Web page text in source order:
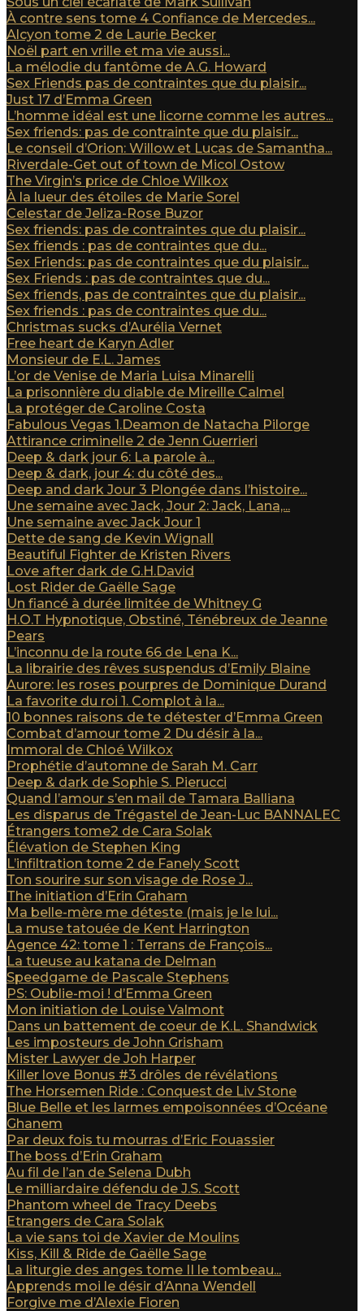
À contre sens tome 4 Confiance de Mercedes...
Alcyon tome 2 de Laurie Becker
Noël part en vrille et ma vie aussi...
La mélodie du fantôme de A.G. Howard
Sex Friends pas de contraintes que du plaisir...
Just 17 d’Emma Green
L’homme idéal est une licorne comme les autres...
Sex friends: pas de contrainte que du plaisir...
Le conseil d’Orion: Willow et Lucas de Samantha...
Riverdale-Get out of town de Micol Ostow
The Virgin’s price de Chloe Wilkox
À la lueur des étoiles de Marie Sorel
Celestar de Jeliza-Rose Buzor
Sex friends: pas de contraintes que du plaisir...
Sex friends : pas de contraintes que du...
Sex Friends: pas de contraintes que du plaisir...
Sex Friends : pas de contraintes que du...
Sex friends, pas de contraintes que du plaisir...
Sex friends : pas de contraintes que du...
Christmas sucks d’Aurélia Vernet
Free heart de Karyn Adler
Monsieur de E.L. James
L’or de Venise de Maria Luisa Minarelli
La prisonnière du diable de Mireille Calmel
La protéger de Caroline Costa
Fabulous Vegas 1.Deamon de Natacha Pilorge
Attirance criminelle 2 de Jenn Guerrieri
Deep & dark jour 6: La parole à...
Deep & dark, jour 4: du côté des...
Deep and dark Jour 3 Plongée dans l’histoire...
Une semaine avec Jack, Jour 2: Jack, Lana,...
Une semaine avec Jack Jour 1
Dette de sang de Kevin Wignall
Beautiful Fighter de Kristen Rivers
Love after dark de G.H.David
Lost Rider de Gaëlle Sage
Un fiancé à durée limitée de Whitney G
H.O.T Hypnotique, Obstiné, Ténébreux de Jeanne
Pears
L’inconnu de la route 66 de Lena K...
La librairie des rêves suspendus d’Emily Blaine
Aurore: les roses pourpres de Dominique Durand
La favorite du roi 1. Complot à la...
10 bonnes raisons de te détester d’Emma Green
Combat d’amour tome 2 Du désir à la...
Immoral de Chloé Wilkox
Prophétie d’automne de Sarah M. Carr
Deep & dark de Sophie S. Pierucci
Quand l’amour s’en mail de Tamara Balliana
Les disparus de Trégastel de Jean-Luc BANNALEC
Étrangers tome2 de Cara Solak
Élévation de Stephen King
L’infiltration tome 2 de Fanely Scott
Ton sourire sur son visage de Rose J...
The initiation d’Erin Graham
Ma belle-mère me déteste (mais je le lui...
La muse tatouée de Kent Harrington
Agence 42: tome 1 : Terrans de François...
La tueuse au katana de Delman
Speedgame de Pascale Stephens
PS: Oublie-moi ! d’Emma Green
Mon initiation de Louise Valmont
Dans un battement de coeur de K.L. Shandwick
Les imposteurs de John Grisham
Mister Lawyer de Joh Harper
Killer love Bonus #3 drôles de révélations
The Horsemen Ride : Conquest de Liv Stone
Blue Belle et les larmes empoisonnées d’Océane
Ghanem
Par deux fois tu mourras d’Eric Fouassier
The boss d’Erin Graham
Au fil de l’an de Selena Dubh
Le milliardaire défendu de J.S. Scott
Phantom wheel de Tracy Deebs
Etrangers de Cara Solak
La vie sans toi de Xavier de Moulins
Kiss, Kill & Ride de Gaëlle Sage
La liturgie des anges tome II le tombeau...
Apprends moi le désir d’Anna Wendell
Forgive me d’Alexie Fioren